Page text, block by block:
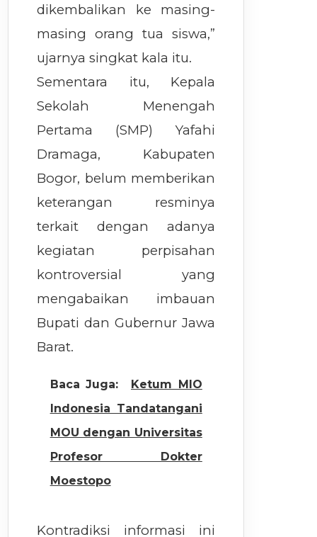
dikembalikan ke masing-
masing orang tua siswa,”
ujarnya singkat kala itu.
Sementara itu, Kepala
Sekolah Menengah
Pertama (SMP) Yafahi
Dramaga, Kabupaten
Bogor, belum memberikan
keterangan resminya
terkait dengan adanya
kegiatan perpisahan
kontroversial yang
mengabaikan imbauan
Bupati dan Gubernur Jawa
Barat.
Baca Juga:
Ketum MIO
Indonesia Tandatangani
MOU dengan Universitas
Profesor Dokter
Moestopo
Kontradiksi informasi ini